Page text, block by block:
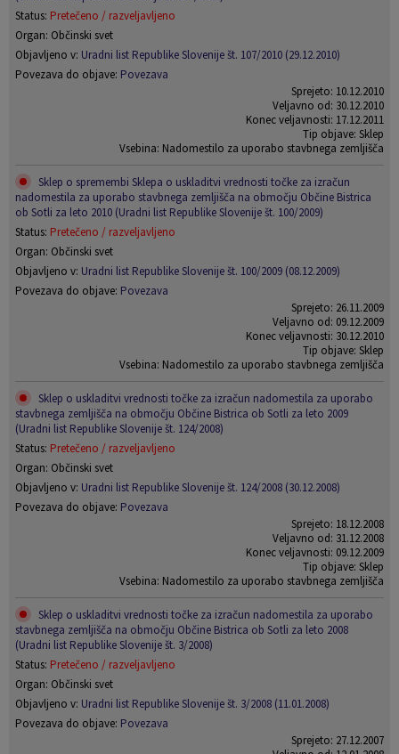
Status: Pretečeno / razveljavljeno
Organ: Občinski svet
Objavljeno v: Uradni list Republike Slovenije št. 107/2010 (29.12.2010)
Povezava do objave: Povezava
Sprejeto: 10.12.2010
Veljavno od: 30.12.2010
Konec veljavnosti: 17.12.2011
Tip objave: Sklep
Vsebina: Nadomestilo za uporabo stavbnega zemljišča
Sklep o spremembi Sklepa o uskladitvi vrednosti točke za izračun
nadomestila za uporabo stavbnega zemljišča na območju Občine Bistrica
ob Sotli za leto 2010 (Uradni list Republike Slovenije št. 100/2009)
Status: Pretečeno / razveljavljeno
Organ: Občinski svet
Objavljeno v: Uradni list Republike Slovenije št. 100/2009 (08.12.2009)
Povezava do objave: Povezava
Sprejeto: 26.11.2009
Veljavno od: 09.12.2009
Konec veljavnosti: 30.12.2010
Tip objave: Sklep
Vsebina: Nadomestilo za uporabo stavbnega zemljišča
Sklep o uskladitvi vrednosti točke za izračun nadomestila za uporabo
stavbnega zemljišča na območju Občine Bistrica ob Sotli za leto 2009
(Uradni list Republike Slovenije št. 124/2008)
Status: Pretečeno / razveljavljeno
Organ: Občinski svet
Objavljeno v: Uradni list Republike Slovenije št. 124/2008 (30.12.2008)
Povezava do objave: Povezava
Sprejeto: 18.12.2008
Veljavno od: 31.12.2008
Konec veljavnosti: 09.12.2009
Tip objave: Sklep
Vsebina: Nadomestilo za uporabo stavbnega zemljišča
Sklep o uskladitvi vrednosti točke za izračun nadomestila za uporabo
stavbnega zemljišča na območju Občine Bistrica ob Sotli za leto 2008
(Uradni list Republike Slovenije št. 3/2008)
Status: Pretečeno / razveljavljeno
Organ: Občinski svet
Objavljeno v: Uradni list Republike Slovenije št. 3/2008 (11.01.2008)
Povezava do objave: Povezava
Sprejeto: 27.12.2007